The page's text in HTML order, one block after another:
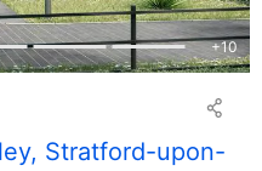
+10
Stratford-upon-